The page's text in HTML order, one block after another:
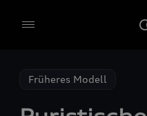
Früheres Modell